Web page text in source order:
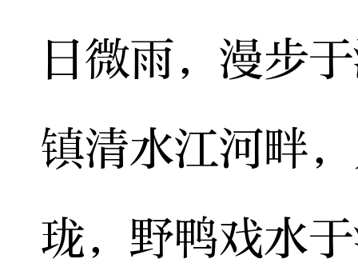
日微雨，漫步
镇清水江河畔
珑，野鸭戏水